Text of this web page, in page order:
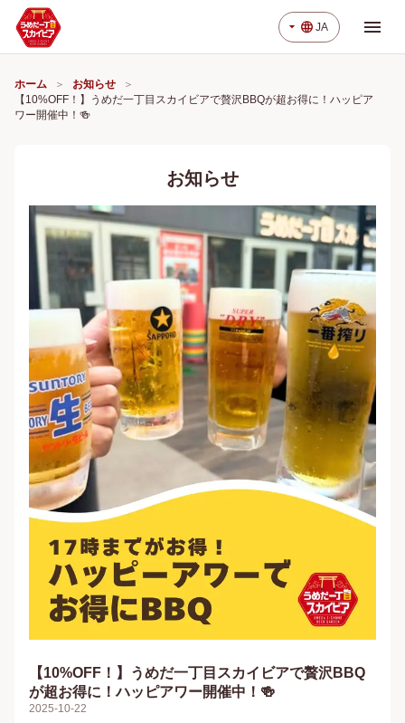
arrow_drop_down language JA menu
ホーム
お知らせ
【10%OFF！】うめだ一丁目スカイビアで贅沢BBQが超お得に！ハッピア
ワー開催中！🍻
お知らせ
【10%OFF！】うめだ一丁目スカイビアで贅沢BBQ
が超お得に！ハッピアワー開催中！🍻
2025-10-22